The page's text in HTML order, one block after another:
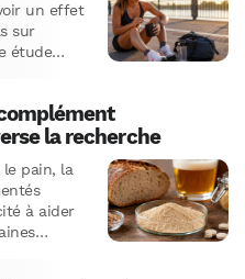
un effet
sur
étude
la recherche
pain, la
à aider